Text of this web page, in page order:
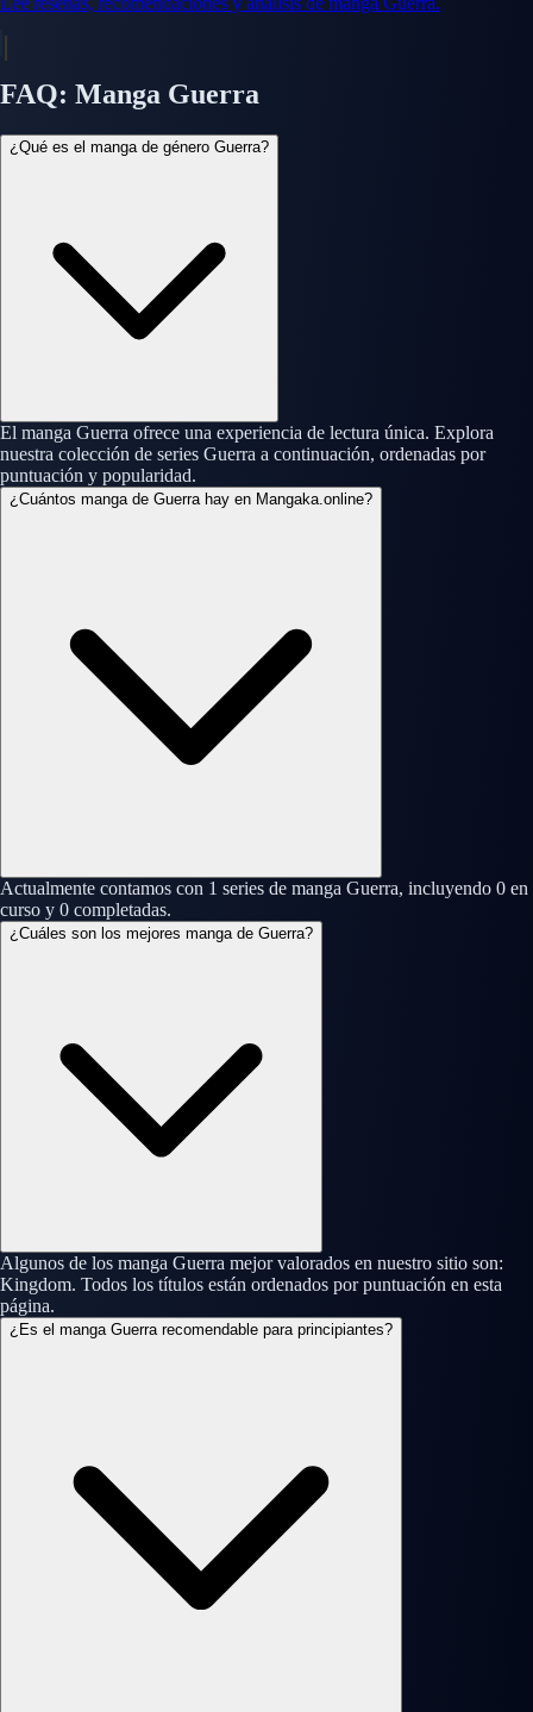
FAQ: Manga Guerra
¿Qué es el manga de género Guerra?
El manga Guerra ofrece una experiencia de lectura única. Explora
nuestra colección de series Guerra a continuación, ordenadas por
puntuación y popularidad.
¿Cuántos manga de Guerra hay en Mangaka.online?
Actualmente contamos con 1 series de manga Guerra, incluyendo 0 en
curso y 0 completadas.
¿Cuáles son los mejores manga de Guerra?
Algunos de los manga Guerra mejor valorados en nuestro sitio son:
Kingdom. Todos los títulos están ordenados por puntuación en esta
página.
¿Es el manga Guerra recomendable para principiantes?